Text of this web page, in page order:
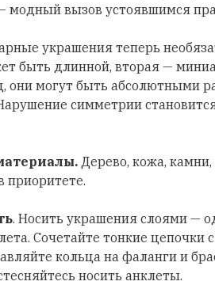
модный вызов устоявшимся
украшения теперь
быть длинной, вторая —
они могут быть абсолютными
симметрии
Дерево, кожа,
приоритете.
. Носить украшения слоями —
Сочетайте тонкие цепочки
кольца на фаланги и
носить анклеты.